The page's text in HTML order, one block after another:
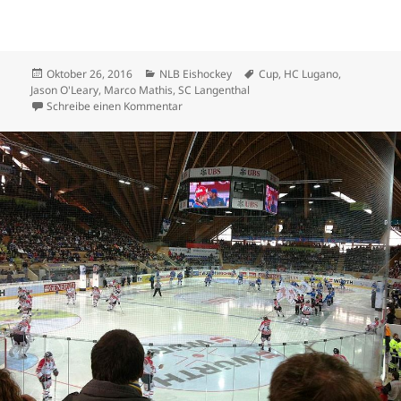
Veröffentlicht
am
Oktober 26, 2016 Kategorien
NLB Eishockey Schlagwörter
Cup, HC Lugano,
Jason O'Leary, Marco Mathis,SC Langenthal
Schreibe einen Kommentarzu «Nach dem 3:0 lief es mir kalt den